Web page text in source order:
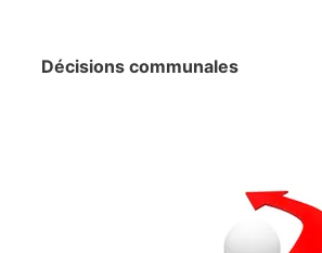
Décisions communales